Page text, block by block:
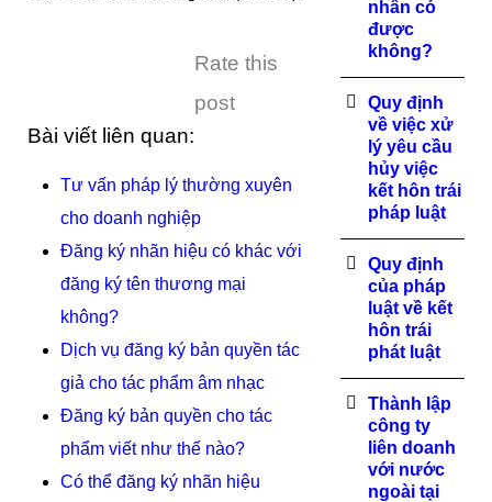
Rate this
post
Bài viết liên quan:
Tư vấn pháp lý thường xuyên
cho doanh nghiệp
Đăng ký nhãn hiệu có khác với
đăng ký tên thương mại
không?
Dịch vụ đăng ký bản quyền tác
giả cho tác phẩm âm nhạc
Đăng ký bản quyền cho tác
phẩm viết như thế nào?
Có thể đăng ký nhãn hiệu
nhân có
được
không?
Quy định
về việc xử
lý yêu cầu
hủy việc
kết hôn trái
pháp luật
Quy định
của pháp
luật về kết
hôn trái
phát luật
Thành lập
công ty
liên doanh
với nước
ngoài tại